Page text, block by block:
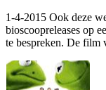
1-4-2015 Ook deze
bioscoopreleases op
te bespreken. De film